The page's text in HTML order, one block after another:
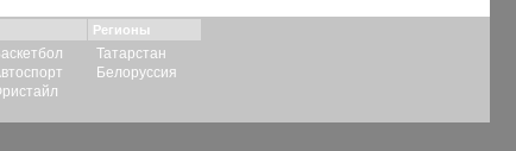
Регионы
Татарстан
Белоруссия